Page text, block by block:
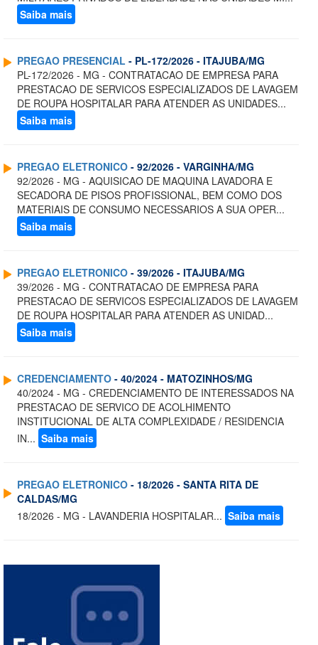
Saiba mais
PREGAO PRESENCIAL - PL-172/2026 - ITAJUBA/MG
PL-172/2026 - MG - CONTRATACAO DE EMPRESA PARA
PRESTACAO DE SERVICOS ESPECIALIZADOS DE LAVAGEM
DE ROUPA HOSPITALAR PARA ATENDER AS UNIDADES...
Saiba mais
PREGAO ELETRONICO - 92/2026 - VARGINHA/MG
92/2026 - MG - AQUISICAO DE MAQUINA LAVADORA E
SECADORA DE PISOS PROFISSIONAL, BEM COMO DOS
MATERIAIS DE CONSUMO NECESSARIOS A SUA OPER...
Saiba mais
PREGAO ELETRONICO - 39/2026 - ITAJUBA/MG
39/2026 - MG - CONTRATACAO DE EMPRESA PARA
PRESTACAO DE SERVICOS ESPECIALIZADOS DE LAVAGEM
DE ROUPA HOSPITALAR PARA ATENDER AS UNIDAD...
Saiba mais
CREDENCIAMENTO - 40/2024 - MATOZINHOS/MG
40/2024 - MG - CREDENCIAMENTO DE INTERESSADOS NA
PRESTACAO DE SERVICO DE ACOLHIMENTO
INSTITUCIONAL DE ALTA COMPLEXIDADE / RESIDENCIA
IN... Saiba mais
PREGAO ELETRONICO - 18/2026 - SANTA RITA DE
CALDAS/MG
18/2026 - MG - LAVANDERIA HOSPITALAR... Saiba mais